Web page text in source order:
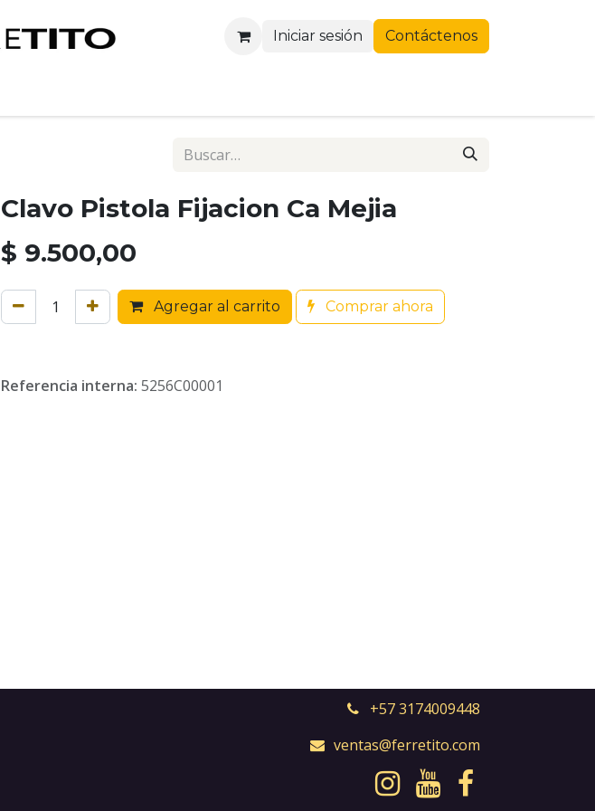
Iniciar sesión Contáctenos
Clavo Pistola Fijacion Ca Mejia
$ 9.500,00
Agregar al carrito Comprar ahora
Referencia interna: 5256C00001
+57 3174009448
ventas@ferretito.com